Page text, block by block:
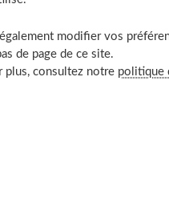
de protection
partie des
les fabricants ne
grandissants des
les téléphones
modifier vos
de page de ce site.
plus, consultez notre politique